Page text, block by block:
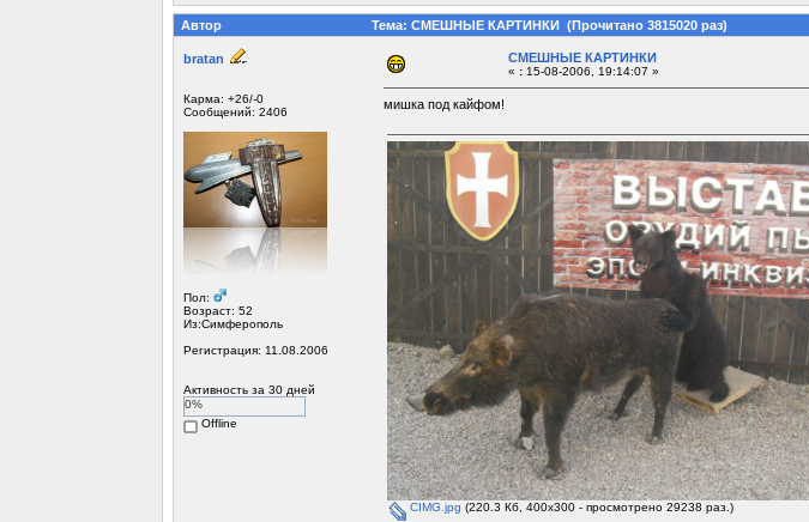
Автор Тема: СМЕШНЫЕ КАРТИНКИ (Прочитано 3815020 раз)
bratan
Карма: +26/-0
Сообщений: 2406
Пол:
Возраст: 52
Из:Симферополь
Регистрация: 11.08.2006
Активность за 30 дней
0%
Offline
СМЕШНЫЕ КАРТИНКИ
« :15-08-2006, 19:14:07 »
мишка под кайфом!
CIMG.jpg (220.3 Кб, 400x300 - просмотрено 29238 раз.)